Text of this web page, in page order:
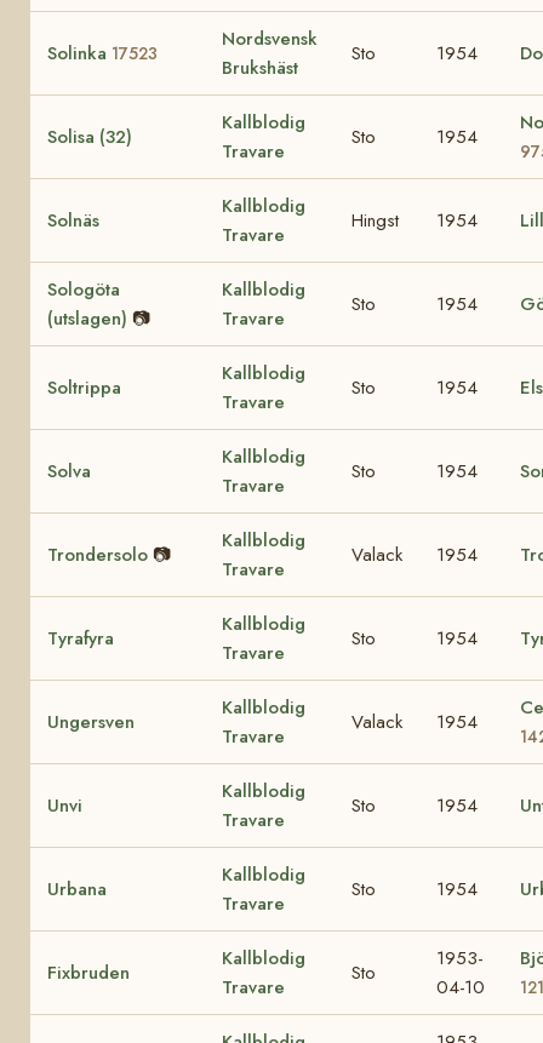
Solinka 17523
Nordsvensk
Brukshäst
Sto 1954
Solisa (32)
Kallblodig
Travare
Sto 1954
Solnäs
Kallblodig
Travare
Hingst 1954
Sologöta
(utslagen) 📷
Kallblodig
Travare
Sto 1954
Soltrippa
Kallblodig
Travare
Sto 1954
Solva
Kallblodig
Travare
Sto 1954
Trondersolo 📷
Kallblodig
Travare
Valack 1954
Tyrafyra
Kallblodig
Travare
Sto 1954
Ungersven
Kallblodig
Travare
Valack 1954
Unvi
Kallblodig
Travare
Sto 1954
Urbana
Kallblodig
Travare
Sto 1954
Fixbruden
Kallblodig
Travare
Sto
1953-
04-10